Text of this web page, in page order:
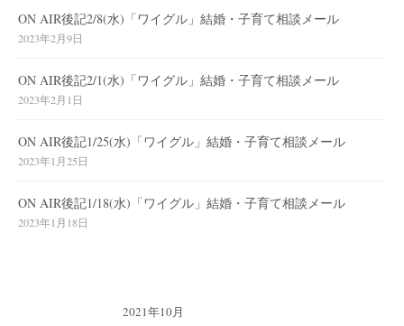
ON AIR後記2/8(水)「ワイグル」結婚・子育て相談メール
2023年2月9日
ON AIR後記2/1(水)「ワイグル」結婚・子育て相談メール
2023年2月1日
ON AIR後記1/25(水)「ワイグル」結婚・子育て相談メール
2023年1月25日
ON AIR後記1/18(水)「ワイグル」結婚・子育て相談メール
2023年1月18日
2021年10月